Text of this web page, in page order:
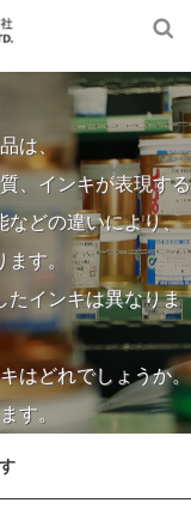
は、
、インキが表現する
などの違いにより、
す。
たインキは異なりま
はどれでしょうか。
す。